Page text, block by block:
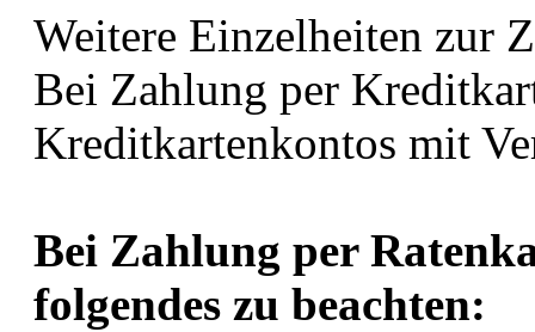
Weitere Einzelheiten zur
Bei Zahlung per
Kreditkartenkontos mit
Bei Zahlung per
folgendes zu beachten: